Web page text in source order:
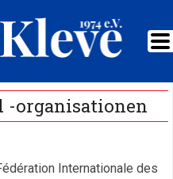
-organisationen
Internationale des